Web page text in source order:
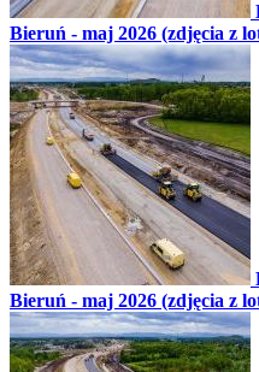
Bieruń - maj 2026 (zdjęcia z
Bieruń - maj 2026 (zdjęcia z